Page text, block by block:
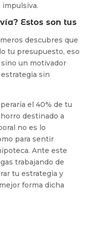
impulsiva.
Estos son tus
descubres que
tu presupuesto, eso
sino un motivador
sin
el 40% de tu
destinado a
no es lo
para sentir
Ante este
trabajando de
tu estrategia y
forma dicha